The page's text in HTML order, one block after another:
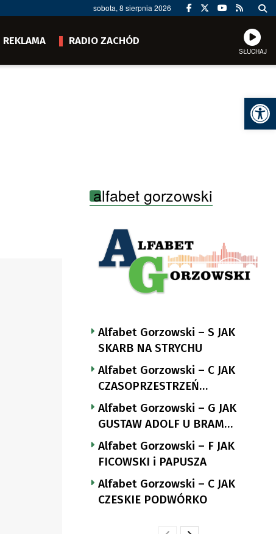
sobota, 8 sierpnia 2026
REKLAMA RADIO ZACHÓD
SŁUCHAJ
alfabet gorzowski
Alfabet Gorzowski – S JAK
SKARB NA STRYCHU
Alfabet Gorzowski – C JAK
CZASOPRZESTRZEŃ
NUTTGENSA
Alfabet Gorzowski – G JAK
GUSTAW ADOLF U BRAM
LANDSBERGA
Alfabet Gorzowski – F JAK
FICOWSKI i PAPUSZA
Alfabet Gorzowski – C JAK
CZESKIE PODWÓRKO